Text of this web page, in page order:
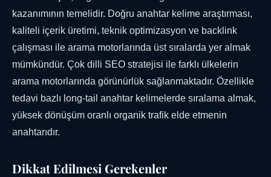
kazanımının temelidir. Doğru anahtar kelime araştırması,
kaliteli içerik üretimi, teknik optimizasyon ve backlink
çalışması ile arama motorlarında üst sıralarda yer almak
mümkündür. Çok dilli SEO stratejisi ile farklı ülkelerin
arama motorlarında görünürlük sağlanmaktadır. Özellikle
tedavi bazlı long-tail anahtar kelimelerde sıralama almak,
yüksek dönüşüm oranlı organik trafik elde etmenin
anahtarıdır.
Dikkat Edilmesi Gerekenler